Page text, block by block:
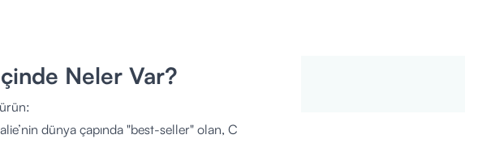
Neler Var?
dünya çapında "best-seller" olan, C